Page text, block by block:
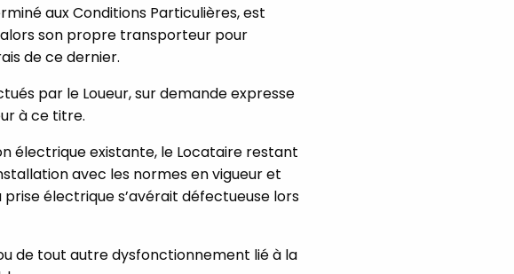
aux Conditions Particulières, est
son propre transporteur pour
de ce dernier.
par le Loueur, sur demande expresse
à ce titre.
électrique existante, le Locataire restant
avec les normes en vigueur et
électrique s’avérait défectueuse lors
de tout autre dysfonctionnement lié à la